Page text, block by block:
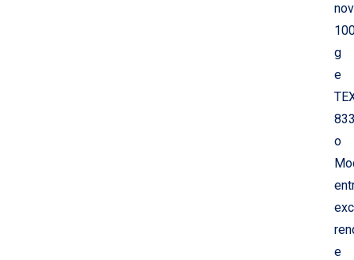
g
e
o
e